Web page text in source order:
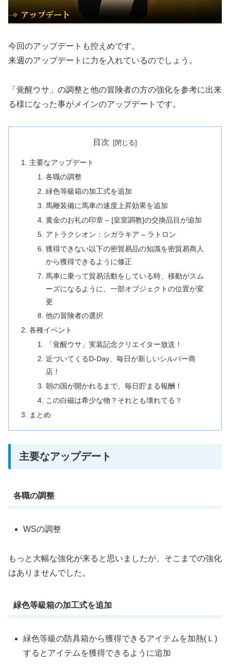
今回のアップデートも控えめです。
来週のアップデートに力を入れているのでしょう。
「覚醒ウサ」の調整と他の冒険者の方の強化を参考に出来
る様になった事がメインのアップデートです。
目次
主要なアップデート
各職の調整
緑色等級箱の加工式を追加
馬鞭装備に馬車の速度上昇効果を追加
黄金のお礼の印章 – [皇室調教]の交換品目が追加
アトラクシオン：シガラキア – ラトロン
獲得できない以下の密貿易品の知識を密貿易商人
から獲得できるように修正
馬車に乗って貿易活動をしている時、移動がスム
ーズになるように、一部オブジェクトの位置が変
更
他の冒険者の選択
各種イベント
「覚醒ウサ」実装記念クリエイター放送！
近づいてくるD-Day、毎日が新しいシルバー商
店！
朝の国が開かれるまで、毎日貯まる報酬！
この白磁は希少な物？それとも壊れてる？
まとめ
主要なアップデート
各職の調整
WSの調整
もっと大幅な強化が来ると思いましたが、そこまでの強化
はありませんでした。
緑色等級箱の加工式を追加
緑色等級の防具箱から獲得できるアイテムを加熱(Ｌ)
するとアイテムを獲得できるように追加